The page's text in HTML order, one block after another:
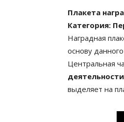
Плакета
Категория:
Наградная
основу
Центральная
выделяет на